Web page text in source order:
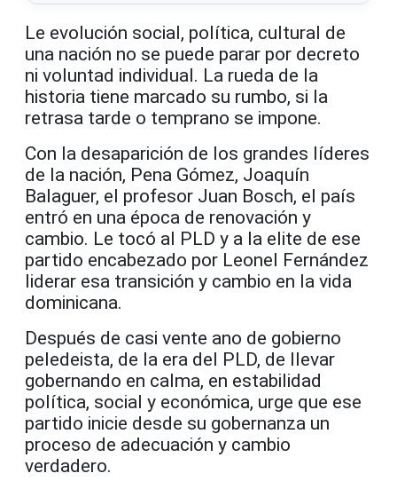
Le evolución social, política, cultural de
una nación no se puede parar por decreto
ni voluntad individual. La rueda de la
historia tiene marcado su rumbo, si la
retrasa tarde o temprano se impone.
Con la desaparición de los grandes líderes
de la nación, Pena Gómez, Joaquín
Balaguer, el profesor Juan Bosch, el país
entró en una época de renovación y
cambio. Le tocó al PLD y a la elite de ese
partido encabezado por Leonel Fernández
liderar esa transición y cambio en la vida
dominicana.
Después de casi vente ano de gobierno
peledeista, de la era del PLD, de llevar
gobernando en calma, en estabilidad
política, social y económica, urge que ese
partido inicie desde su gobernanza un
proceso de adecuación y cambio
verdadero.